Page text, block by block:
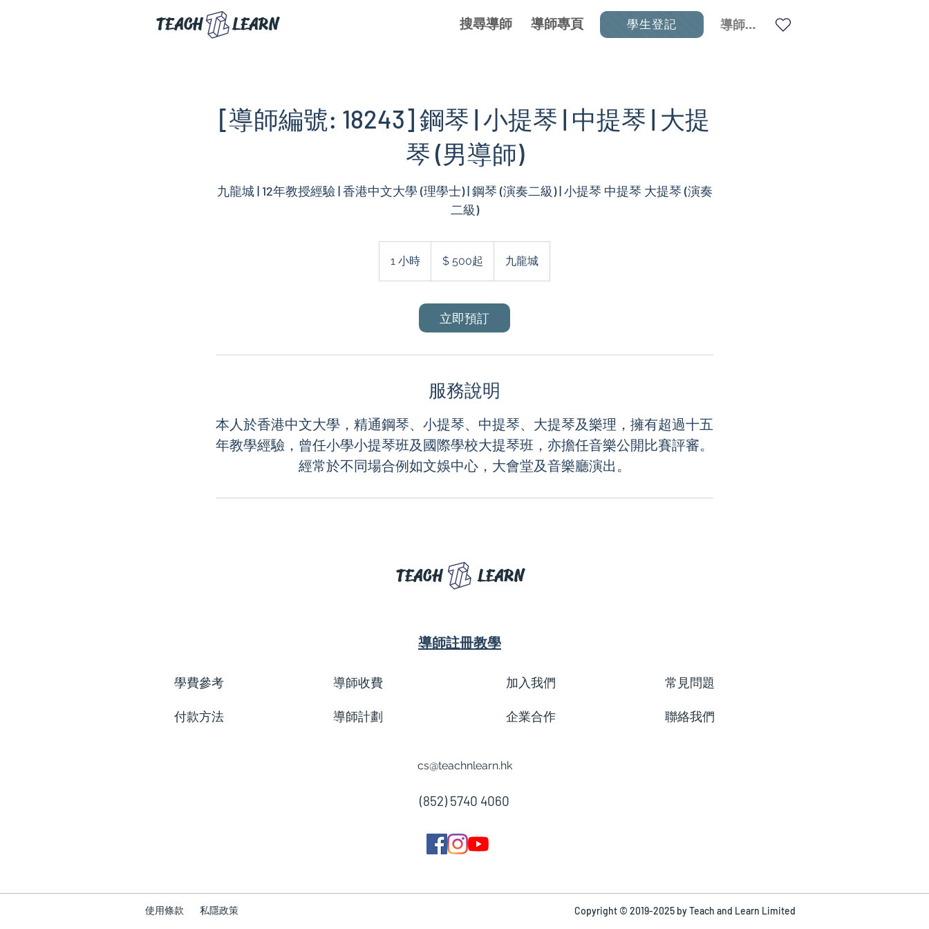
TEACH LEARN 搜尋導師 導師專頁 導師登入
學生登記
[導師編號: 18243] 鋼琴 | 小提琴 | 中提琴 | 大提
琴 (男導師)
九龍城 | 12年教授經驗 | 香港中文大學 (理學士) | 鋼琴 (演奏二級) | 小提琴 中提琴 大提琴 (演奏
二級)
1 小時
小
$ 500起 九龍城
立即預訂
服務說明
本人於香港中文大學，精通鋼琴、小提琴、中提琴、大提琴及樂理，擁有超過十五
年教學經驗，曾任小學小提琴班及國際學校大提琴班，亦擔任音樂公開比賽評審。
TEACH LEARN
導師註冊教學
學費參考
付款方法
導師收費
導師計劃
加入我們
企業合作
常見問題
聯絡我們
cs@teachnlearn.hk
(852) 5740 4060
使用條款 私隱政策 Copyright © 2019-2025 by Teach and Learn Limited